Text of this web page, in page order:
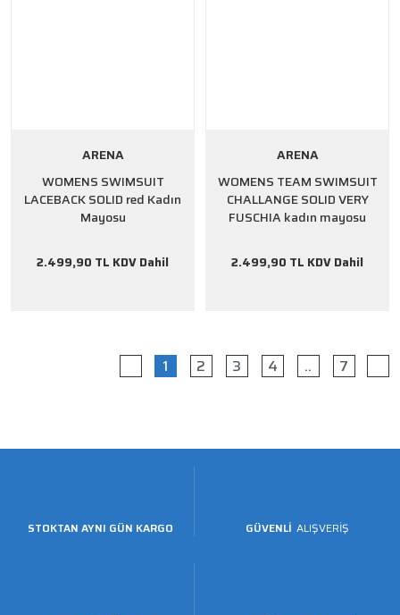
ARENA
WOMENS SWIMSUIT
LACEBACK SOLID red Kadın
Mayosu
2.499,90 TL KDV Dahil
ARENA
WOMENS TEAM SWIMSUIT
CHALLANGE SOLID VERY
FUSCHIA kadın mayosu
2.499,90 TL KDV Dahil
1 2 3 4 .. 7
STOKTAN AYNI GÜN KARGO GÜVENLİ ALIŞVERİŞ